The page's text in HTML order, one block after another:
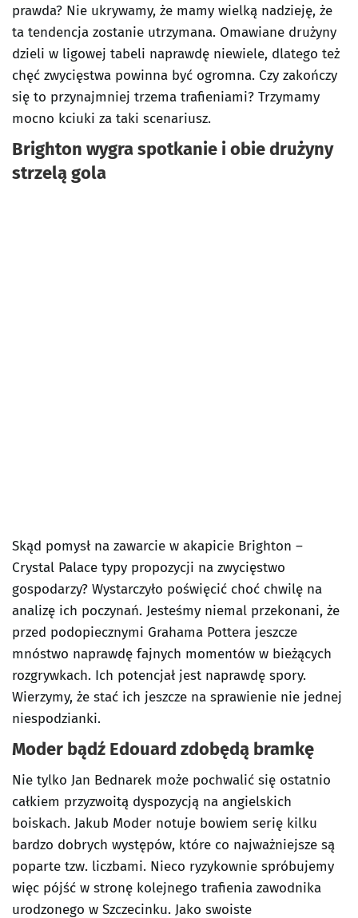
prawda? Nie ukrywamy, że mamy wielką nadzieję, że
ta tendencja zostanie utrzymana. Omawiane drużyny
dzieli w ligowej tabeli naprawdę niewiele, dlatego też
chęć zwycięstwa powinna być ogromna. Czy zakończy
się to przynajmniej trzema trafieniami? Trzymamy
mocno kciuki za taki scenariusz.
Brighton wygra spotkanie i obie drużyny
strzelą gola
Skąd pomysł na zawarcie w akapicie Brighton –
Crystal Palace typy propozycji na zwycięstwo
gospodarzy? Wystarczyło poświęcić choć chwilę na
analizę ich poczynań. Jesteśmy niemal przekonani, że
przed podopiecznymi Grahama Pottera jeszcze
mnóstwo naprawdę fajnych momentów w bieżących
rozgrywkach. Ich potencjał jest naprawdę spory.
Wierzymy, że stać ich jeszcze na sprawienie nie jednej
niespodzianki.
Moder bądź Edouard zdobędą bramkę
Nie tylko Jan Bednarek może pochwalić się ostatnio
całkiem przyzwoitą dyspozycją na angielskich
boiskach. Jakub Moder notuje bowiem serię kilku
bardzo dobrych występów, które co najważniejsze są
poparte tzw. liczbami. Nieco ryzykownie spróbujemy
więc pójść w stronę kolejnego trafienia zawodnika
urodzonego w Szczecinku. Jako swoiste